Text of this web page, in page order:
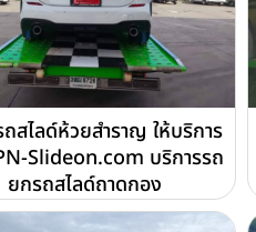
สไลด์ห้วยสำราญ ให้บริการ
Slideon.com บริการรถ
ยกรถสไลด์ถาดกอง